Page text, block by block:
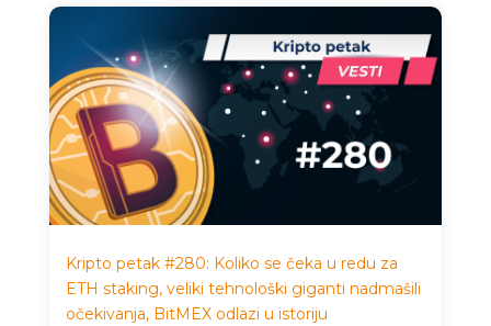
Kripto petak #280: Koliko se čeka u redu za
ETH staking, veliki tehnološki giganti nadmašili
očekivanja, BitMEX odlazi u istoriju